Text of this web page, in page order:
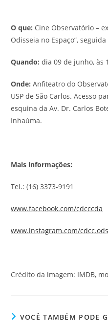
O que: Cine Observatório –
Odisseia no Espaço”,
Quando: dia 09 de junho, às
Onde: Anfiteatro do
USP de São Carlos. Acesso
esquina da Av. Dr. Carlos
Inhaúma.
Mais informações:
Tel.: (16) 3373-9191
www.facebook.com/cdcccda
www.instagram.com/cdcc.ods
Crédito da imagem: IMDB,
VOCÊ TAMBÉM PODE